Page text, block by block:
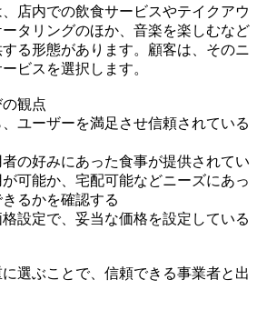
店内での飲食サービスやテイクアウ
ータリングのほか、音楽を楽しむなど
る形態があります。顧客は、そのニ
ビスを選択します。
観点
ユーザーを満足させ信頼されている
の好みにあった食事が提供されてい
可能か、宅配可能などニーズにあっ
るかを確認する
設定で、妥当な価格を設定している
選ぶことで、信頼できる事業者と出